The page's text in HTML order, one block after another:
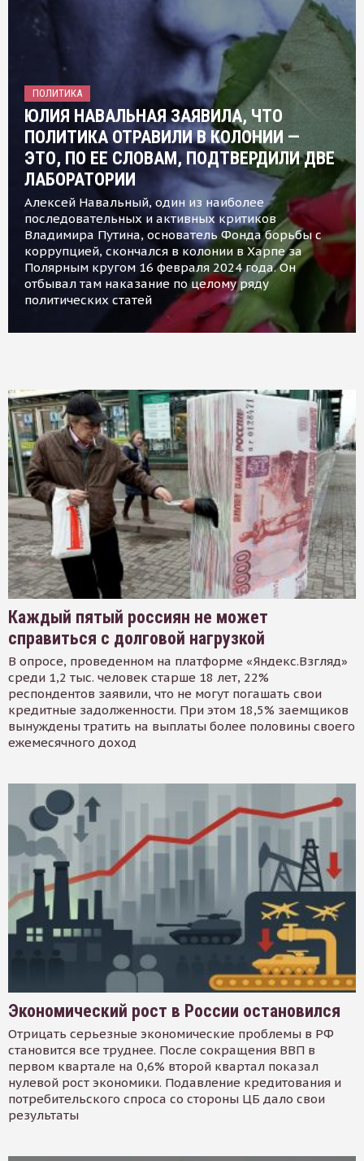
ПОЛИТИКА
ЮЛИЯ НАВАЛЬНАЯ ЗАЯВИЛА, ЧТО
ПОЛИТИКА ОТРАВИЛИ В КОЛОНИИ —
ЭТО, ПО ЕЕ СЛОВАМ, ПОДТВЕРДИЛИ ДВЕ
ЛАБОРАТОРИИ
Алексей Навальный, один из наиболее
последовательных и активных критиков
Владимира Путина, основатель Фонда борьбы с
коррупцией, скончался в колонии в Харпе за
Полярным кругом 16 февраля 2024 года. Он
отбывал там наказание по целому ряду
политических статей
Каждый пятый россиян не может
справиться с долговой нагрузкой
В опросе, проведенном на платформе «Яндекс.Взгляд»
среди 1,2 тыс. человек старше 18 лет, 22%
респондентов заявили, что не могут погашать свои
кредитные задолженности. При этом 18,5% заемщиков
вынуждены тратить на выплаты более половины своего
ежемесячного доход
Экономический рост в России остановился
Отрицать серьезные экономические проблемы в РФ
становится все труднее. После сокращения ВВП в
первом квартале на 0,6% второй квартал показал
нулевой рост экономики. Подавление кредитования и
потребительского спроса со стороны ЦБ дало свои
результаты